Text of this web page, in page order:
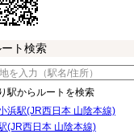
ート検索
駅からルートを検索
浜駅(JR西日本 山陰本線)
(JR西日本 山陰本線)